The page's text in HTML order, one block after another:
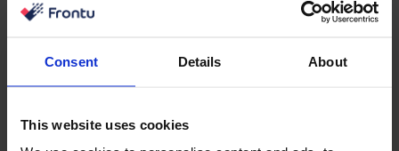
Consent Details About
This website uses cookies
Обяснения за интеграцията